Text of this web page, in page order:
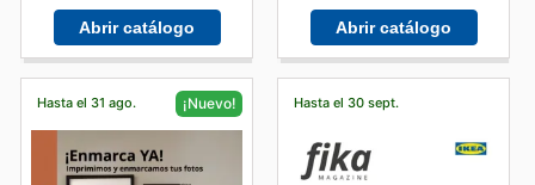
Abrir catálogo Abrir catálogo
Hasta el 31 ago. ¡Nuevo! Hasta el 30 sept.